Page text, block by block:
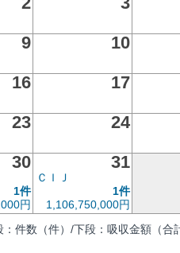
9 10
16 17
23 24
30
1件
円
31
ＣＩＪ
1件
1,106,750,000円
：件数（件）/下段：吸収金額（